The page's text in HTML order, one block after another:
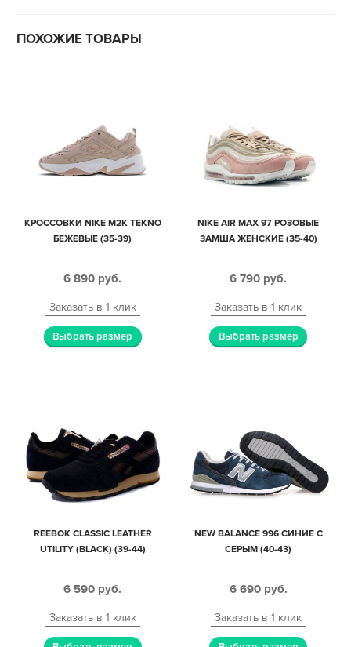
ПОХОЖИЕ ТОВАРЫ
КРОССОВКИ NIKE M2K TEKNO
БЕЖЕВЫЕ (35-39)
6 890 руб.
Заказать в 1 клик
Выбрать размер
NIKE AIR MAX 97 РОЗОВЫЕ
ЗАМША ЖЕНСКИЕ (35-40)
6 790 руб.
Заказать в 1 клик
Выбрать размер
REEBOK CLASSIC LEATHER
UTILITY (BLACK) (39-44)
6 590 руб.
Заказать в 1 клик
NEW BALANCE 996 СИНИЕ С
СЕРЫМ (40-43)
6 690 руб.
Заказать в 1 клик